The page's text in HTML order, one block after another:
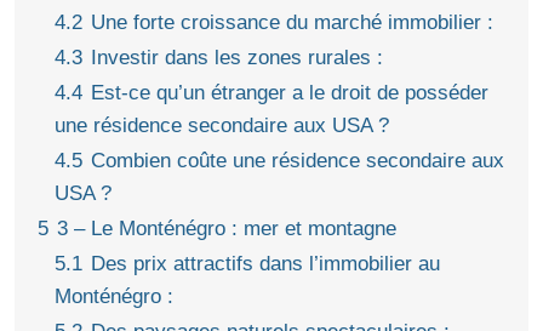
4.2 Une forte croissance du marché immobilier :
4.3 Investir dans les zones rurales :
4.4 Est-ce qu’un étranger a le droit de posséder
une résidence secondaire aux USA ?
4.5 Combien coûte une résidence secondaire aux
USA ?
5 3 – Le Monténégro : mer et montagne
5.1 Des prix attractifs dans l’immobilier au
Monténégro :